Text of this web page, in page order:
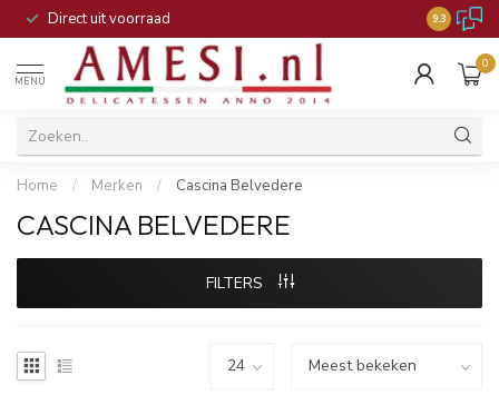
Direct uit voorraad 9.3
MENU
0
Home / Merken / Cascina Belvedere
CASCINA BELVEDERE
FILTERS